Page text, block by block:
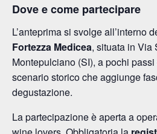
Dove e come partecipare
L’anteprima si svolge all’interno
Fortezza Medicea, situata in Via
Montepulciano (SI), a pochi
scenario storico che aggiunge
degustazione.
La partecipazione è aperta a